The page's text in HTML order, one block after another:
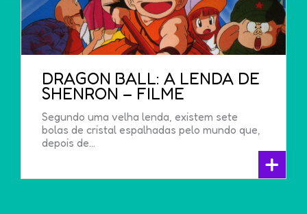
DRAGON BALL: A LENDA DE
SHENRON – FILME
Segundo uma velha lenda, existem sete
bolas de cristal espalhadas pelo mundo que,
depois de...
+